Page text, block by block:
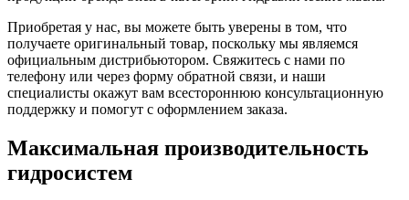
Приобретая у нас, вы можете быть уверены в том, что
получаете оригинальный товар, поскольку мы являемся
официальным дистрибьютором. Свяжитесь с нами по
телефону или через форму обратной связи, и наши
специалисты окажут вам всестороннюю консультационную
поддержку и помогут с оформлением заказа.
Максимальная производительность
гидросистем